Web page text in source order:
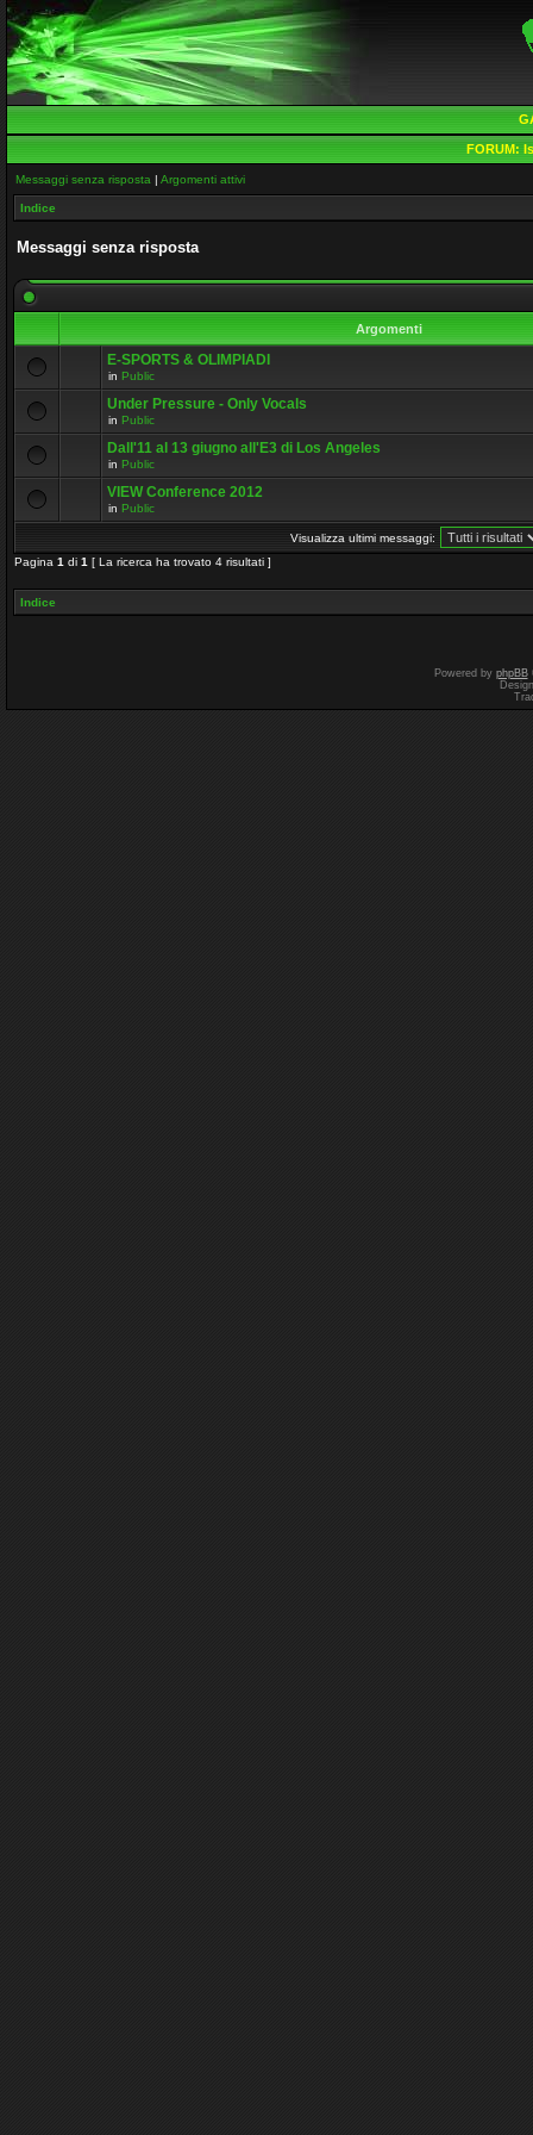
FORUM:
Messaggi senza risposta | Argomenti attivi
Indice
Messaggi senza risposta
Argomenti
E-SPORTS & OLIMPIADI
in Public
Under Pressure - Only Vocals
in Public
Dall'11 al 13 giugno all'E3 di Los Angeles
in Public
VIEW Conference 2012
in Public
Visualizza ultimi messaggi:
Pagina 1 di 1 [ La ricerca ha trovato 4 risultati ]
Indice
Powered by phpBB